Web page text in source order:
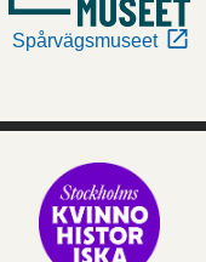
Spårvägsmuseet